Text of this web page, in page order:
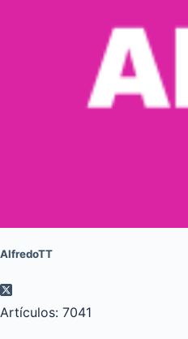
AlfredoTT
Artículos: 7041